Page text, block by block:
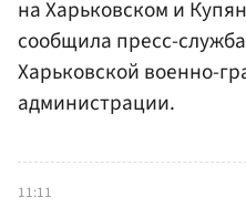
на Харьковском и
сообщила пресс-
Харьковской военно-
администрации.
11:11